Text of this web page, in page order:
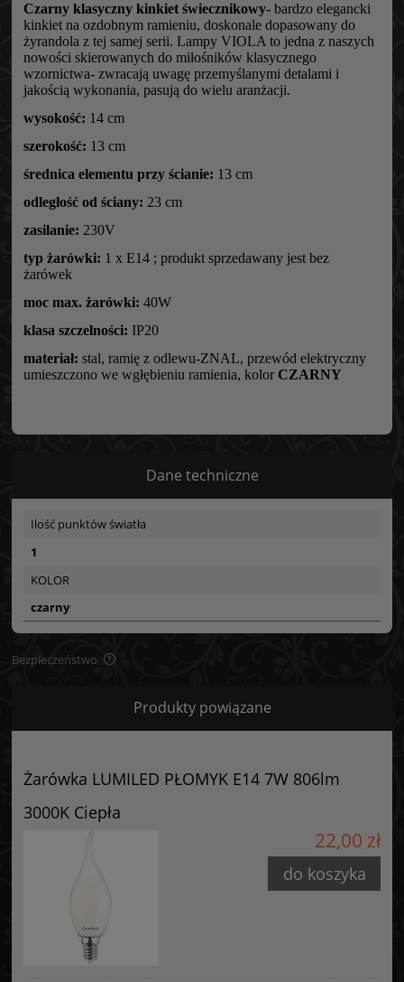
Czarny klasyczny kinkiet świecznikowy- bardzo elegancki
kinkiet na ozdobnym ramieniu, doskonale dopasowany do
żyrandola z tej samej serii. Lampy VIOLA to jedna z naszych
nowości skierowanych do miłośników klasycznego
wzornictwa- zwracają uwagę przemyślanymi detalami i
jakością wykonania, pasują do wielu aranżacji.
wysokość: 14 cm
szerokość: 13 cm
średnica elementu przy ścianie: 13 cm
odległość od ściany: 23 cm
zasilanie: 230V
typ żarówki: 1 x E14 ; produkt sprzedawany jest bez
żarówek
moc max. żarówki: 40W
klasa szczelności: IP20
materiał: stal, ramię z odlewu-ZNAL, przewód elektryczny
umieszczono we wgłębieniu ramienia, kolor CZARNY
Dane techniczne
Ilość punktów światła
1
KOLOR
czarny
Bezpieczeństwo
Certyfikaty i ostrzeżenie bezpieczeństwa
Produkty powiązane
Żarówka LUMILED PŁOMYK E14 7W 806lm
3000K Ciepła
22,00 zł
do koszyka